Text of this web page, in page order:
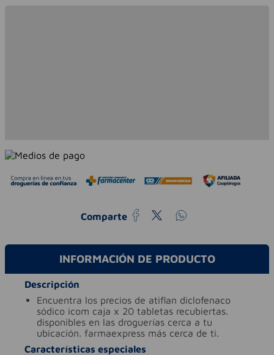
Comparte
INFORMACIÓN DE PRODUCTO
Descripción
encuentra los precios de atiflan diclofenaco
sódico icom caja x 20 tabletas recubiertas.
disponibles en las droguerías cerca a tu
ubicación. farmaexpress más cerca de ti.
Características especiales